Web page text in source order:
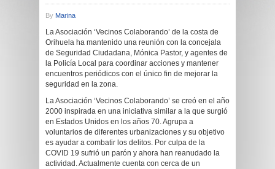
By Marina
La Asociación ‘Vecinos Colaborando’ de la costa de
Orihuela ha mantenido una reunión con la concejala
de Seguridad Ciudadana, Mónica Pastor, y agentes de
la Policía Local para coordinar acciones y mantener
encuentros periódicos con el único fin de mejorar la
seguridad en la zona.
La Asociación ‘Vecinos Colaborando’ se creó en el año
2000 inspirada en una iniciativa similar a la que surgió
en Estados Unidos en los años 70. Agrupa a
voluntarios de diferentes urbanizaciones y su objetivo
es ayudar a combatir los delitos. Por culpa de la
COVID 19 sufrió un parón y ahora han reanudado la
actividad. Actualmente cuenta con cerca de un